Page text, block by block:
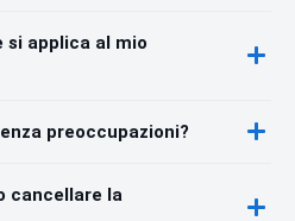
si applica al mio
preoccupazioni?
cancellare la